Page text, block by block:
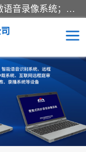
深圳鼎立宏泰科技有限公司专注做语音录像系统；主要服务有：约谈室同步录音录像系统、设计数字询问同步录音录像、数字约谈室同步录音录像、公开听证室、智慧庭审、智能语音识别转写、远程提讯（提审）、记录仪、远程指挥综合管理平台、录播系统等
审讯设备
别